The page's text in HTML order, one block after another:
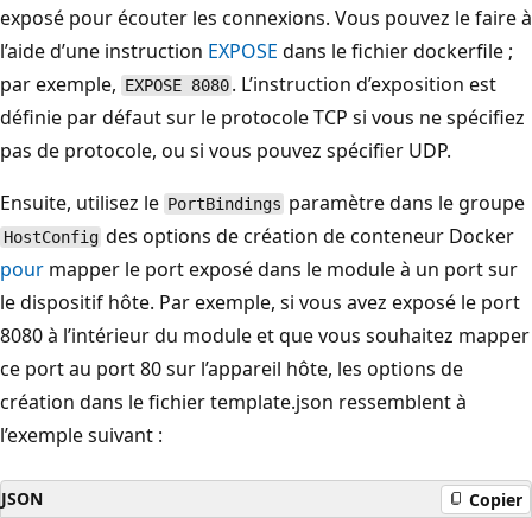
exposé pour écouter les connexions. Vous pouvez le faire à
l’aide d’une instruction EXPOSE dans le fichier dockerfile ;
par exemple, EXPOSE 8080 . L’instruction d’exposition est
définie par défaut sur le protocole TCP si vous ne spécifiez
pas de protocole, ou si vous pouvez spécifier UDP.
Ensuite, utilisez le PortBindings paramètre dans le groupe
HostConfig des options de création de conteneur Docker
pour mapper le port exposé dans le module à un port sur
le dispositif hôte. Par exemple, si vous avez exposé le port
8080 à l’intérieur du module et que vous souhaitez mapper
ce port au port 80 sur l’appareil hôte, les options de
création dans le fichier template.json ressemblent à
l’exemple suivant :
JSON Copier